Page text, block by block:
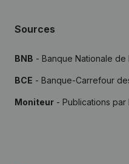
Sources
BNB - Banque Nationale de
BCE - Banque-Carrefour
Moniteur - Publications